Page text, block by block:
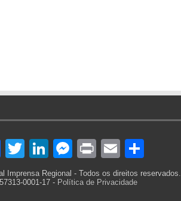
Facebook
TwitterLinkedIn
Messenger
PrintEmail
Imprensa Regional - Todos os direitos reservados.
0001-17 - Política de Privacidade